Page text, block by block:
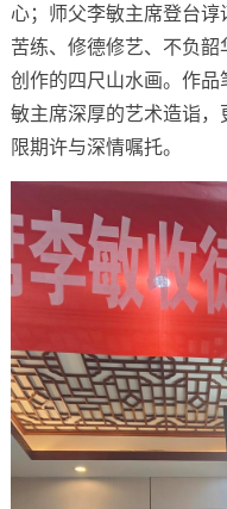
心；师父李敏主席登台
苦练、修德修艺、不负
创作的四尺山水画。作
敏主席深厚的艺术造诣
限期许与深情嘱托。